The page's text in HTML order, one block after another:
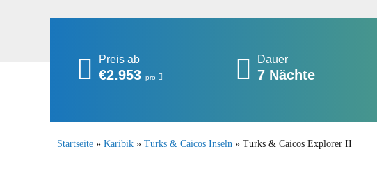
Preis ab
€2.953 pro
Dauer
7 Nächte
Startseite » Karibik » Turks & Caicos Inseln » Turks & Caicos Explorer II